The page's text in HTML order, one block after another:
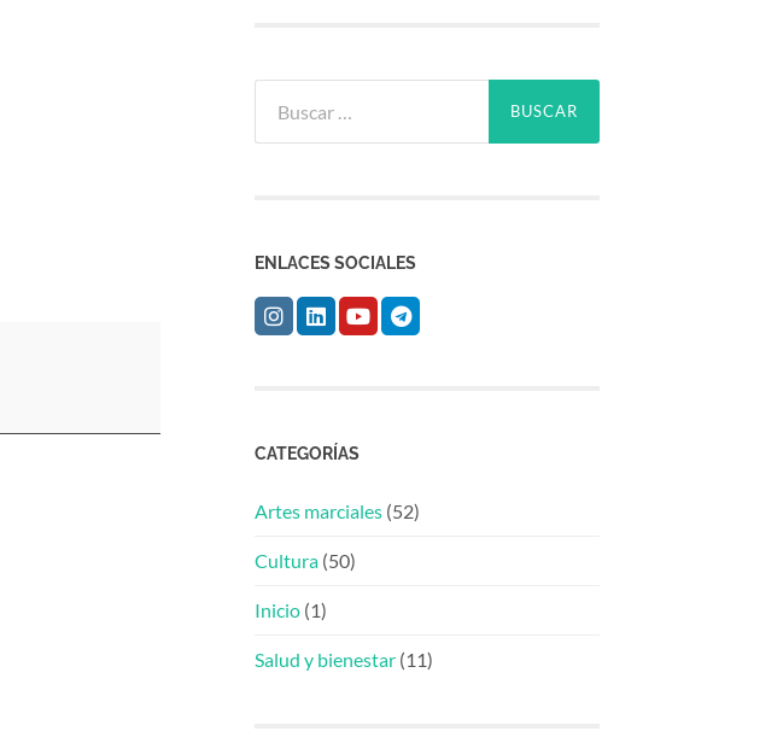
ENLACES SOCIALES
CATEGORÍAS
Artes marciales (52)
Cultura (50)
Inicio (1)
Salud y bienestar (11)